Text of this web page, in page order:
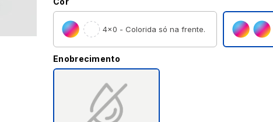
4×0 - Colorida só na frente.
Enobrecimento